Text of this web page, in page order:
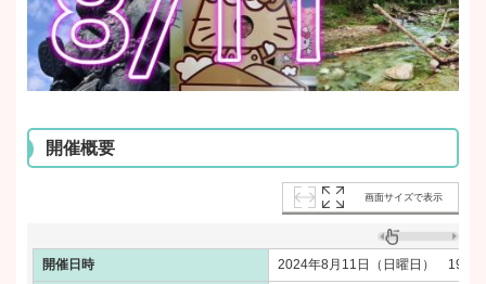
開催概要
画面サイズで表示
開催日時 2024年8月11日（日曜日） 19時